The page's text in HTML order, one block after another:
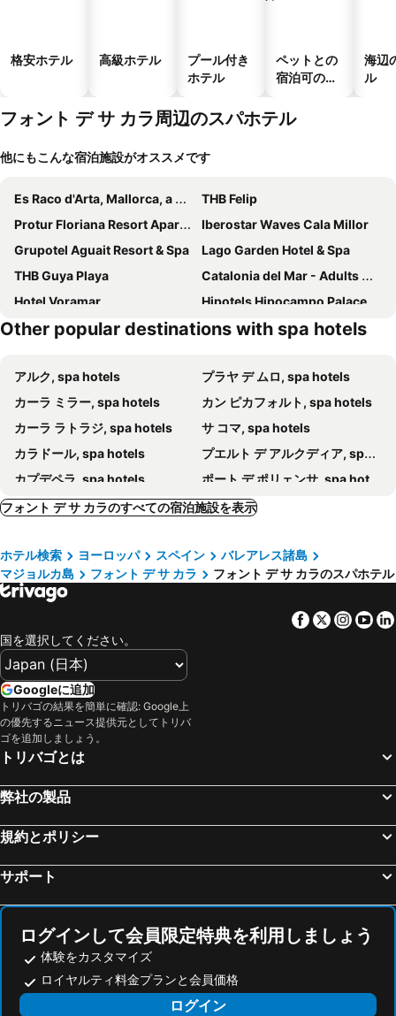
格安ホテル 高級ホテル
プール付き
ホテル
ペットとの
宿泊可のホ
海辺
ル
フォント デ サ カラ周辺のスパホテル
他にもこんな宿泊施設がオススメです
Es Raco d'Arta, Mallorca, a Member of Design Hotels
THB Felip
Protur Floriana Resort Aparthotel
Iberostar Waves Cala Millor
Grupotel Aguait Resort & Spa
Lago Garden Hotel & Spa
THB Guya Playa
Catalonia del Mar - Adults Only
Hotel Voramar
Hipotels Hipocampo Palace
CM Mallorca Palace
VIVA Cala Mesquida Suites & Spa Adults Only 16+
AluaSoul Carolina
Yartan Boutique Hotel
Marins Suites - Adults Only Hotel
センティド プラヤ デル モロ
Hipotels Coma Gran
Cap Vermell Grand Hotel
Hotel Creu de Tau Art & Spa
BQ Cala Ratjada
Pleta de Mar, Grand Luxury Hotel by Nature - Adults Only
Hotel Capricho
プロトゥール トゥロ ピンズ ホテル
プレディ ソン ヤウメル ホテル ルラル
Protur Bonamar Hotel
Hotel Apartamentos Morito
Hipotels Cala Millor Park
Hipotels Flamenco
プラトール サ コマ プラヤ ホテル & スパ
アパートホテル ブルー シー グラン プラヤ
BJ Playa Blanca
Other popular destinations with spa hotels
アルク, spa hotels
プラヤ デ ムロ, spa hotels
カーラ ミラー, spa hotels
カン ピカフォルト, spa hotels
カーラ ラトラジ, spa hotels
サ コマ, spa hotels
カラドール, spa hotels
プエルト デ アルクディア, spa hotels
カプデペラ, spa hotels
ポート デ ポリェンサ, spa hotels
ソン セルベーラ, spa hotels
シウタデリャ, spa hotels
ムロ, spa hotels
ポリェンサ, spa hotels
ポルトコロム, spa hotels
シヨット, spa hotels
カラ マンディア, spa hotels
カラ ボナ, spa hotels
カラ メスキーダ, spa hotels
カラ モンドラゴ, spa hotels
カラス デ マリョルカ, spa hotels
カンヤメル, spa hotels
ロス ピノス海岸, spa hotels
マナコル, spa hotels
ポルト ペトロ, spa hotels
カラン ボッシュ, spa hotels
カラ ブランカ, spa hotels
カーラ サンタニー, spa hotels
カンパネット, spa hotels
フォント デ サ カラのすべての宿泊施設を表示
ホテル検索 ヨーロッパ スペイン
バレアレス諸島
マジョルカ島
フォント デ サ カラ フォント デ サ カラのスパホテル
Facebook
Twitter
国を選択してください。
Googleに追加
トリバゴの結果を簡単に確認: Google上
の優先するニュース提供元としてトリバ
ゴを追加しましょう。
トリバゴとは
弊社の製品
規約とポリシー
サポート
ログインして会員限定特典を利用しましょう
体験をカスタマイズ
ロイヤルティ料金プランと会員価格
ログイン